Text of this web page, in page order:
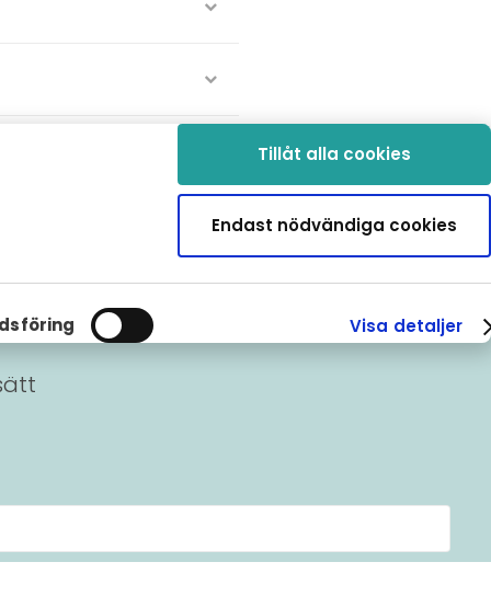
Visa detaljer
Tillåt alla cookies
Endast nödvändiga cookies